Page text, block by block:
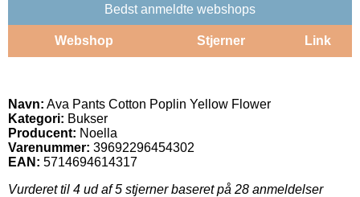
Bedst anmeldte webshops
Webshop Stjerner Link
Navn: Ava Pants Cotton Poplin Yellow Flower
Kategori: Bukser
Producent: Noella
Varenummer: 39692296454302
EAN: 5714694614317
Vurderet til 4 ud af 5 stjerner baseret på 28 anmeldelser